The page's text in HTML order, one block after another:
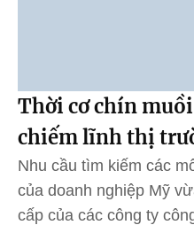
Thời cơ chín
chiếm lĩnh thị
Nhu cầu tìm kiếm các
của doanh nghiệp Mỹ
cấp của các công ty